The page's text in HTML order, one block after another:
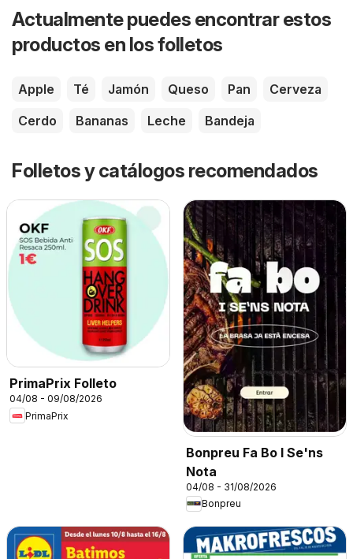
Actualmente puedes encontrar estos
productos en los folletos
Apple Té Jamón Queso Pan
Cerveza
Cerdo
Bananas Leche Bandeja
Folletos y catálogos recomendados
PrimaPrix Folleto
04/08 - 09/08/2026
PrimaPrix
Bonpreu Fa Bo I Se'ns
Nota
04/08 - 31/08/2026
Bonpreu